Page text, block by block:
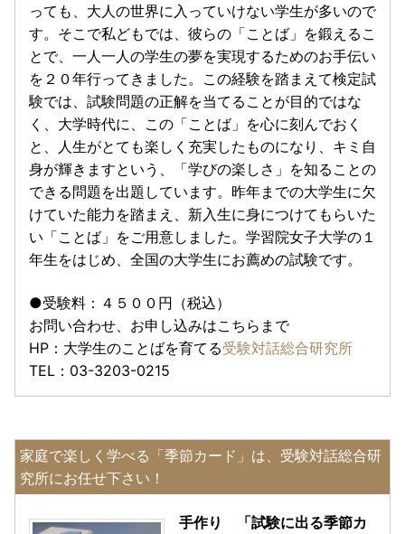
っても、大人の世界に入っていけない学生が多いので
す。そこで私どもでは、彼らの「ことば」を鍛えるこ
とで、一人一人の学生の夢を実現するためのお手伝い
を２０年行ってきました。この経験を踏まえて検定試
験では、試験問題の正解を当てることが目的ではな
く、大学時代に、この「ことば」を心に刻んでおく
と、人生がとても楽しく充実したものになり、キミ自
身が輝きますという、「学びの楽しさ」を知ることの
できる問題を出題しています。昨年までの大学生に欠
けていた能力を踏まえ、新入生に身につけてもらいた
い「ことば」をご用意しました。学習院女子大学の１
年生をはじめ、全国の大学生にお薦めの試験です。
●受験料：４５００円（税込）
お問い合わせ、お申し込みはこちらまで
HP：大学生のことばを育てる受験対話総合研究所
TEL：03-3203-0215
家庭で楽しく学べる「季節カード」は、受験対話総合研
究所にお任せ下さい！
手作り 「試験に出る季節カ